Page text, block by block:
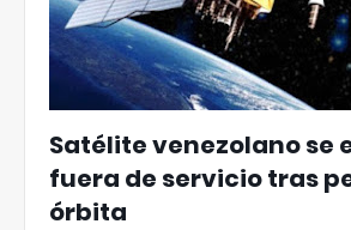
Satélite venezolano se
fuera de servicio tras
órbita